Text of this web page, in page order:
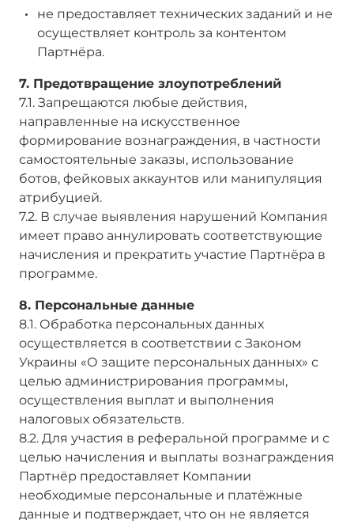
не предоставляет технических заданий и не
осуществляет контроль за контентом
Партнёра.
7. Предотвращение злоупотреблений
7.1. Запрещаются любые действия,
направленные на искусственное
формирование вознаграждения, в частности
самостоятельные заказы, использование
ботов, фейковых аккаунтов или манипуляция
атрибуцией.
7.2. В случае выявления нарушений Компания
имеет право аннулировать соответствующие
начисления и прекратить участие Партнёра в
программе.
8. Персональные данные
8.1. Обработка персональных данных
осуществляется в соответствии с Законом
Украины «О защите персональных данных» с
целью администрирования программы,
осуществления выплат и выполнения
налоговых обязательств.
8.2. Для участия в реферальной программе и с
целью начисления и выплаты вознаграждения
Партнёр предоставляет Компании
необходимые персональные и платёжные
данные и подтверждает, что он не является